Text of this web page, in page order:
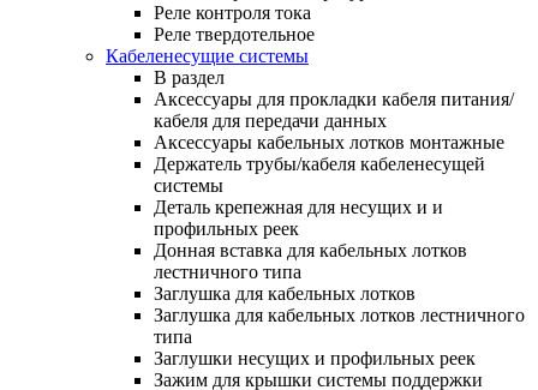
Реле контроля тока
Реле твердотельное
Кабеленесущие системы
В раздел
Аксессуары для прокладки кабеля питания/
кабеля для передачи данных
Аксессуары кабельных лотков монтажные
Держатель трубы/кабеля кабеленесущей
системы
Деталь крепежная для несущих и и
профильных реек
Донная вставка для кабельных лотков
лестничного типа
Заглушка для кабельных лотков
Заглушка для кабельных лотков лестничного
типа
Заглушки несущих и профильных реек
Зажим для крышки системы поддержки